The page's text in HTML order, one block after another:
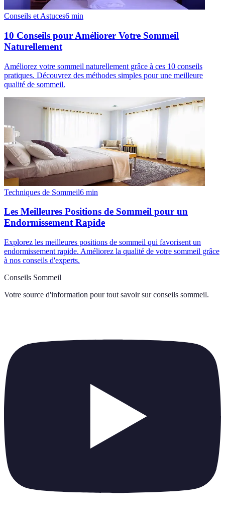
Conseils et Astuces6 min
10 Conseils pour Améliorer Votre Sommeil
Naturellement
Améliorez votre sommeil naturellement grâce à ces 10 conseils
pratiques. Découvrez des méthodes simples pour une meilleure
qualité de sommeil.
Techniques de Sommeil6 min
Les Meilleures Positions de Sommeil pour un
Endormissement Rapide
Explorez les meilleures positions de sommeil qui favorisent un
endormissement rapide. Améliorez la qualité de votre sommeil grâce
à nos conseils d'experts.
Conseils Sommeil
Votre source d'information pour tout savoir sur conseils sommeil.